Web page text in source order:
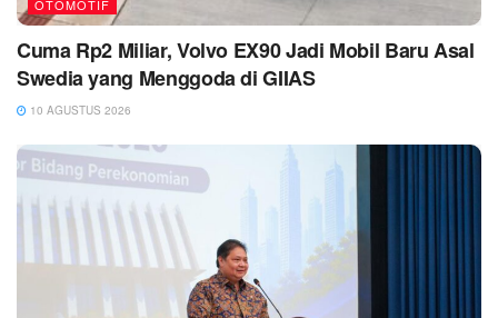
OTOMOTIF
Cuma Rp2 Miliar, Volvo EX90 Jadi Mobil Baru Asal
Swedia yang Menggoda di GIIAS
10 AGUSTUS 2026